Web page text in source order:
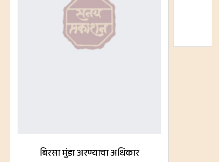
बिरसा मुंडा अरण्याचा अधिकार